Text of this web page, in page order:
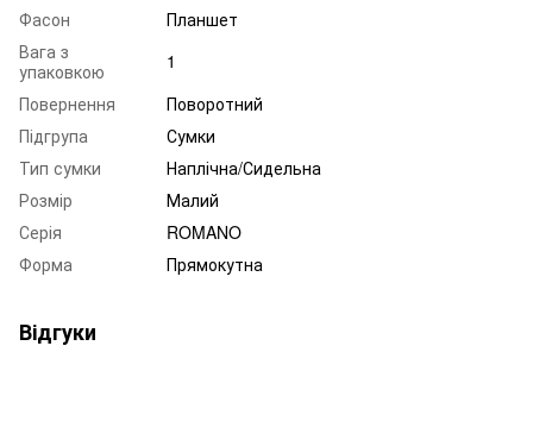
Фасон
Планшет
Вага з
упаковкою
1
Повернення
Поворотний
Підгрупа
Сумки
Тип сумки
Наплічна/Сидельна
Розмір
Малий
Серія
ROMANO
Форма
Прямокутна
Відгуки